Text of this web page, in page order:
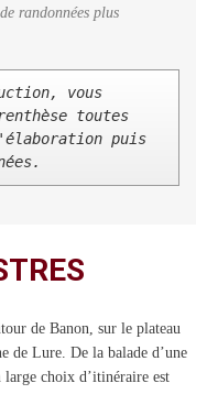
randonnées plus
vous
toutes
puis
de Banon, sur le plateau
de Lure. De la balade d’une
choix d’itinéraire est